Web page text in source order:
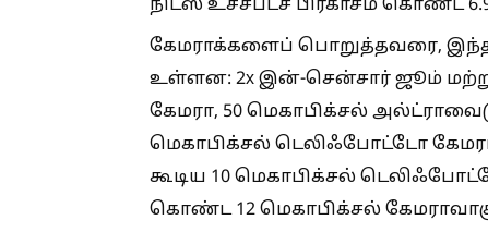
நிட்ஸ் உச்சபட்ச பிரகாசம் கொண்ட
கேமராக்களைப் பொறுத்தவரை,
உள்ளன: 2x இன்-சென்சார் ஜூம்
கேமரா, 50 மெகாபிக்சல்
மெகாபிக்சல் டெலிஃபோட்டோ
கூடிய 10 மெகாபிக்சல்
கொண்ட 12 மெகாபிக்சல்